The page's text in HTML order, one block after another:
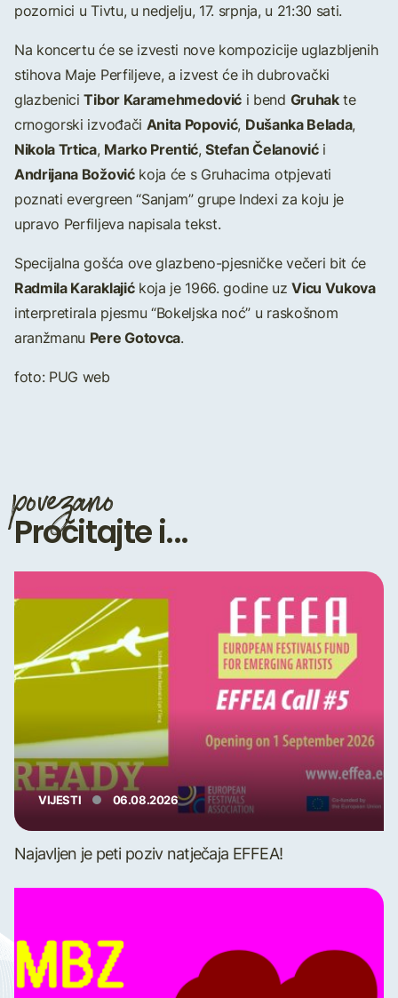
pozornici u Tivtu, u nedjelju, 17. srpnja, u 21:30 sati.
Na koncertu će se izvesti nove kompozicije uglazbljenih
stihova Maje Perfiljeve, a izvest će ih dubrovački
glazbeniciTibor Karamehmedović i bend Gruhakte
crnogorski izvođači Anita Popović, Dušanka Belada,
Nikola Trtica, Marko Prentić,Stefan Čelanovići
Andrijana Božovićkoja će s Gruhacima otpjevati
poznati evergreen “Sanjam” grupe Indexi za koju je
upravo Perfiljeva napisala tekst.
Specijalna gošća ove glazbeno-pjesničke večeri bit će
Radmila Karaklajićkoja je 1966. godine uzVicu Vukova
interpretirala pjesmu “Bokeljska noć” u raskošnom
aranžmanu Pere Gotovca.
foto: PUG web
povezano
Pročitajte i...
VIJESTI 06.08.2026
Najavljen je peti poziv natječaja EFFEA!